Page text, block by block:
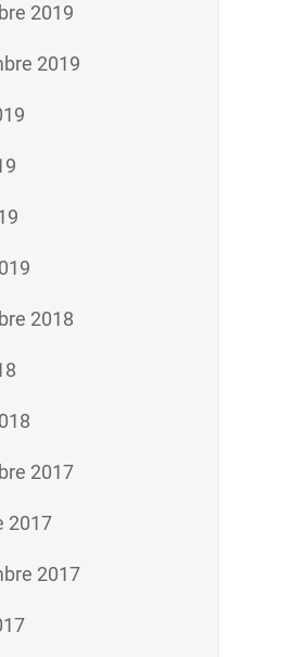
2019
2019
2018
2017
2017
2017